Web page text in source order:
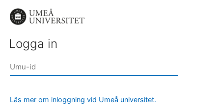
Logga in
Läs mer om inloggning vid Umeå universitet.